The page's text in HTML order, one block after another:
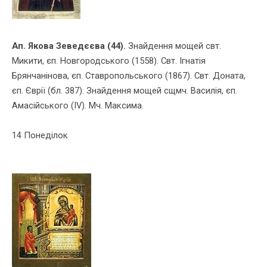
Ап. Якова Зеведєєва (44). Знайдення мощей свт.
Микити, єп. Новгородського (1558). Свт. Ігнатiя
Брянчанiнова, єп. Ставропольського (1867). Свт. Доната,
єп. Єврiї (бл. 387). Знайдення мощей сщмч. Василiя, єп.
Амасiйського (ІV). Мч. Максима.
14 Понеділок